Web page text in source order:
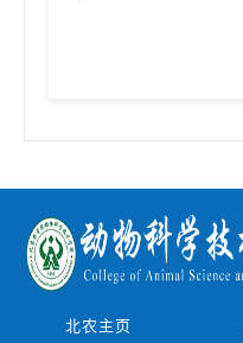
北农主页